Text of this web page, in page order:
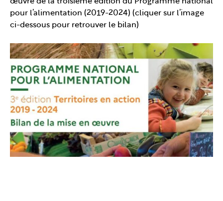
pour l’alimentation (2019-2024) (cliquer sur l’image
ci-dessous pour retrouver le bilan)